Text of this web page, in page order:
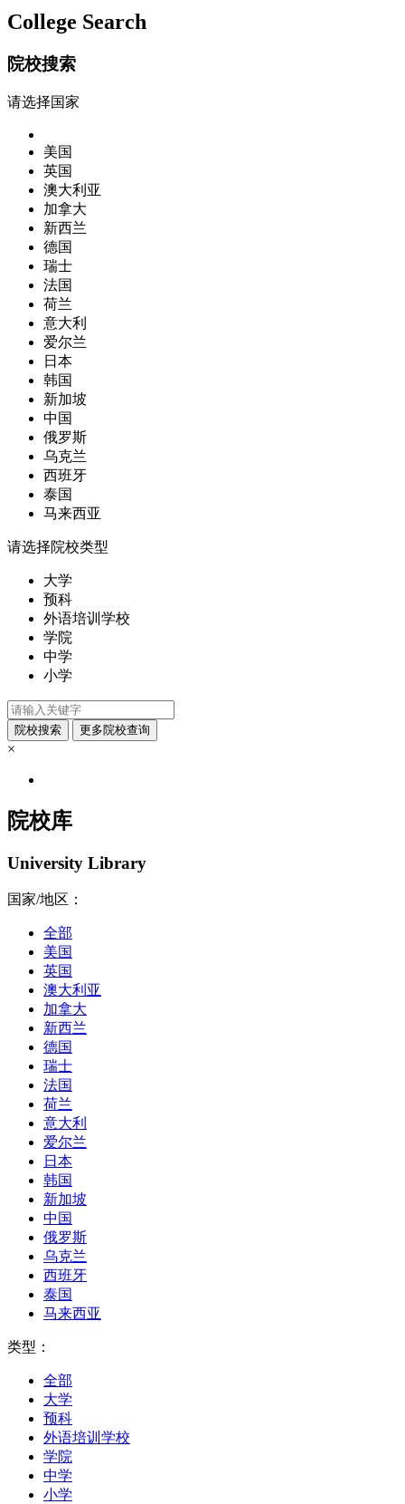
College Search
院校搜索
请选择国家
美国
英国
澳大利亚
加拿大
新西兰
德国
瑞士
法国
荷兰
意大利
爱尔兰
日本
韩国
新加坡
中国
俄罗斯
乌克兰
西班牙
泰国
马来西亚
请选择院校类型
大学
预科
外语培训学校
学院
中学
小学
×
院校库
University Library
国家/地区：
全部
美国
英国
澳大利亚
加拿大
新西兰
德国
瑞士
法国
荷兰
意大利
爱尔兰
日本
韩国
新加坡
中国
俄罗斯
乌克兰
西班牙
泰国
马来西亚
类型：
全部
大学
预科
外语培训学校
学院
中学
小学